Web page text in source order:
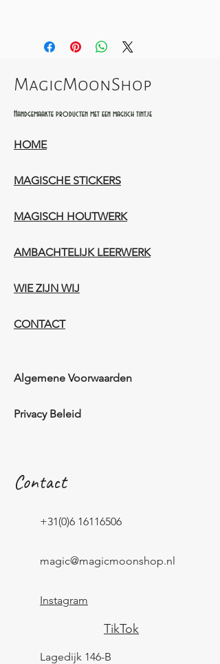
MagicMoonShop
Handgemaakte producten met een magisch tintje
HOME
MAGISCHE STICKERS
MAGISCH HOUTWERK
AMBACHTELIJK LEERWERK​
WIE ZIJN WIJ​​
CONTACT
Algemene Voorwaarden
Privacy Beleid
Contact
+31(0)6 16116506
magic@magicmoonshop.nl
Instagram
TikTok
Lagedijk 146-B